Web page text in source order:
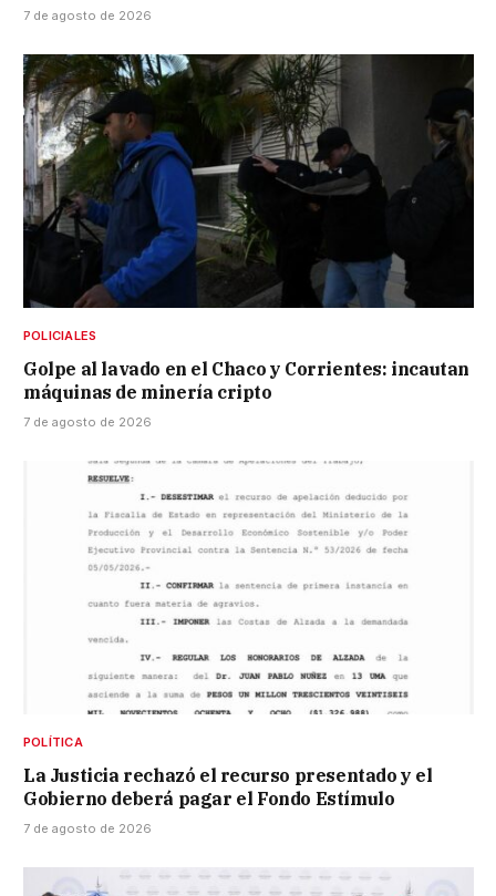
7 de agosto de 2026
POLICIALES
Golpe al lavado en el Chaco y Corrientes: incautan
máquinas de minería cripto
7 de agosto de 2026
POLÍTICA
La Justicia rechazó el recurso presentado y el
Gobierno deberá pagar el Fondo Estímulo
7 de agosto de 2026